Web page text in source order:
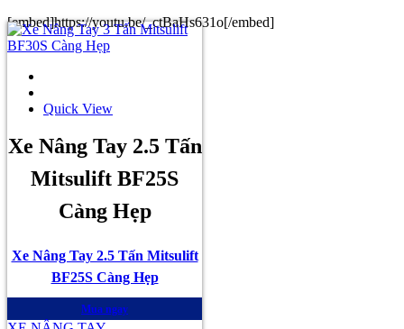
[embed]https://youtu.be/_ctBaHs631o[/embed]
Quick View
Xe Nâng Tay 2.5 Tấn
Mitsulift BF25S
Càng Hẹp
Xe Nâng Tay 2.5 Tấn Mitsulift
BF25S Càng Hẹp
Mua ngay